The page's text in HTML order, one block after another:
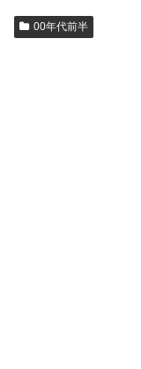
00年代前半